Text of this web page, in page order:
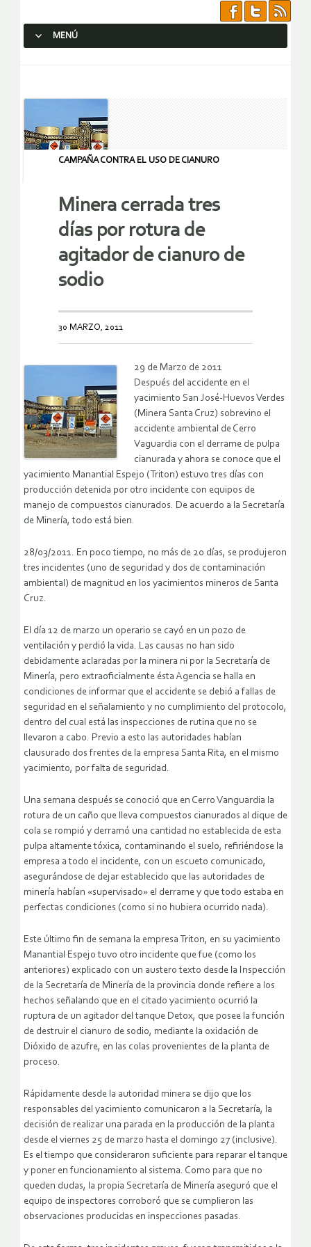
MENÚ
CAMPAÑA CONTRA EL USO DE CIANURO
Minera cerrada tres
días por rotura de
agitador de cianuro de
sodio
30 MARZO, 2011
29 de Marzo de 2011
Después del accidente en el
yacimiento San José-Huevos Verdes
(Minera Santa Cruz) sobrevino el
accidente ambiental de Cerro
Vaguardia con el derrame de pulpa
cianurada y ahora se conoce que el
yacimiento Manantial Espejo (Triton) estuvo tres días con
producción detenida por otro incidente con equipos de
manejo de compuestos cianurados. De acuerdo a la Secretaría
de Minería, todo está bien.
28/03/2011. En poco tiempo, no más de 20 días, se produjeron
tres incidentes (uno de seguridad y dos de contaminación
ambiental) de magnitud en los yacimientos mineros de Santa
Cruz.
El día 12 de marzo un operario se cayó en un pozo de
ventilación y perdió la vida. Las causas no han sido
debidamente aclaradas por la minera ni por la Secretaría de
Minería, pero extraoficialmente ésta Agencia se halla en
condiciones de informar que el accidente se debió a fallas de
seguridad en el señalamiento y no cumplimiento del protocolo,
dentro del cual está las inspecciones de rutina que no se
llevaron a cabo. Previo a esto las autoridades habían
clausurado dos frentes de la empresa Santa Rita, en el mismo
yacimiento, por falta de seguridad.
Una semana después se conoció que en Cerro Vanguardia la
rotura de un caño que lleva compuestos cianurados al dique de
cola se rompió y derramó una cantidad no establecida de esta
pulpa altamente tóxica, contaminando el suelo, refiriéndose la
empresa a todo el incidente, con un escueto comunicado,
asegurándose de dejar establecido que las autoridades de
minería habían «supervisado» el derrame y que todo estaba en
perfectas condiciones (como si no hubiera ocurrido nada).
Este último fin de semana la empresa Triton, en su yacimiento
Manantial Espejo tuvo otro incidente que fue (como los
anteriores) explicado con un austero texto desde la Inspección
de la Secretaría de Minería de la provincia donde refiere a los
hechos señalando que en el citado yacimiento ocurrió la
ruptura de un agitador del tanque Detox, que posee la función
de destruir el cianuro de sodio, mediante la oxidación de
Dióxido de azufre, en las colas provenientes de la planta de
proceso.
Rápidamente desde la autoridad minera se dijo que los
responsables del yacimiento comunicaron a la Secretaría, la
decisión de realizar una parada en la producción de la planta
desde el viernes 25 de marzo hasta el domingo 27 (inclusive).
Es el tiempo que consideraron suficiente para reparar el tanque
y poner en funcionamiento al sistema. Como para que no
queden dudas, la propia Secretaría de Minería aseguró que el
equipo de inspectores corroboró que se cumplieron las
observaciones producidas en inspecciones pasadas.